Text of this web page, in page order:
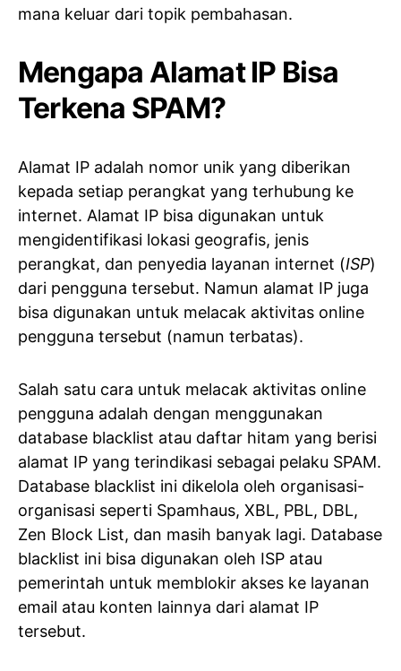
mana keluar dari topik pembahasan.
Mengapa Alamat IP Bisa
Terkena SPAM?
Alamat IP adalah nomor unik yang diberikan
kepada setiap perangkat yang terhubung ke
internet. Alamat IP bisa digunakan untuk
mengidentifikasi lokasi geografis, jenis
perangkat, dan penyedia layanan internet (ISP)
dari pengguna tersebut. Namun alamat IP juga
bisa digunakan untuk melacak aktivitas online
pengguna tersebut (namun terbatas).
Salah satu cara untuk melacak aktivitas online
pengguna adalah dengan menggunakan
database blacklist atau daftar hitam yang berisi
alamat IP yang terindikasi sebagai pelaku SPAM.
Database blacklist ini dikelola oleh organisasi-
organisasi seperti Spamhaus, XBL, PBL, DBL,
Zen Block List, dan masih banyak lagi. Database
blacklist ini bisa digunakan oleh ISP atau
pemerintah untuk memblokir akses ke layanan
email atau konten lainnya dari alamat IP
tersebut.